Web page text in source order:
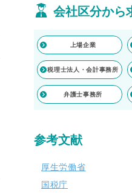
会社区分から
上場企業
税理士法人・会計事務所
弁護士事務所
参考文献
厚生労働省
国税庁